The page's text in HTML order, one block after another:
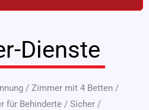
Dienste
/ Zimmer mit 4 Betten /
für Behinderte / Sicher /